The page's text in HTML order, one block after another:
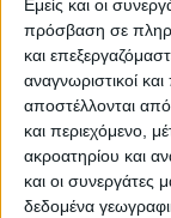
Εμείς και οι
πρόσβαση σε
και
αναγνωριστικοί
αποστέλλονται από
και περιεχόμενο,
ακροατηρίου και
και οι συνεργάτες
δεδομένα
Πριν από
κόσμο της
από ζώντα
στη Βόρεια
ΣτηνΕλλάδα